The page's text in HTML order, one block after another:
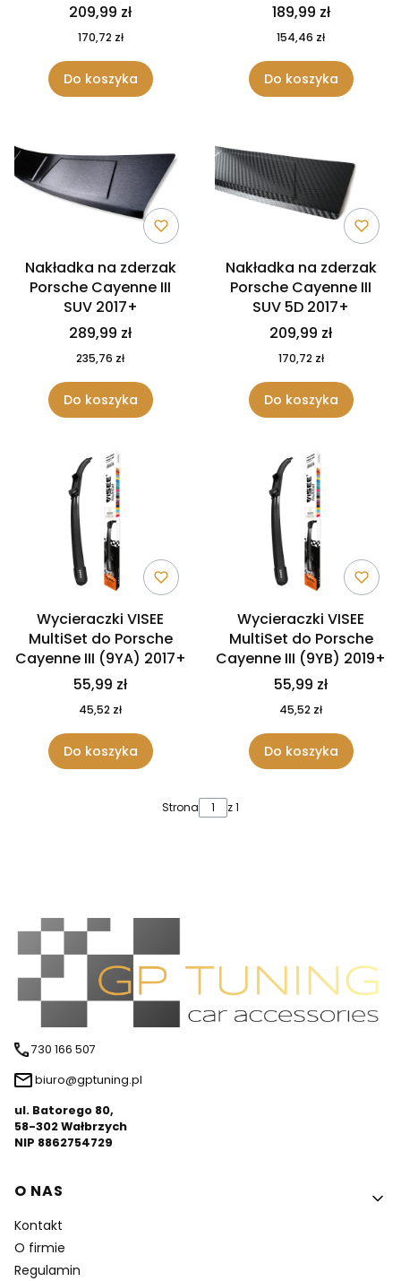
209,99 zł
170,72 zł
Do koszyka
189,99 zł
154,46 zł
Do koszyka
Nakładka na zderzak
Porsche Cayenne III
SUV 2017+
289,99 zł
235,76 zł
Do koszyka
Nakładka na zderzak
Porsche Cayenne III
SUV 5D 2017+
209,99 zł
170,72 zł
Do koszyka
Wycieraczki VISEE
MultiSet do Porsche
Cayenne III (9YA) 2017+
55,99 zł
45,52 zł
Do koszyka
Wycieraczki VISEE
MultiSet do Porsche
Cayenne III (9YB) 2019+
55,99 zł
45,52 zł
Do koszyka
Strona z 1
730 166 507
biuro@gptuning.pl
ul. Batorego 80,
58-302 Wałbrzych
NIP 8862754729
Linki w stopce
O NAS
Kontakt
O firmie
Regulamin